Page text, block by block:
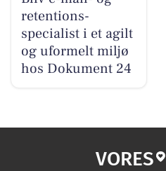
retentions-
specialist i et agilt
og uformelt miljø
hos Dokument 24
VORES